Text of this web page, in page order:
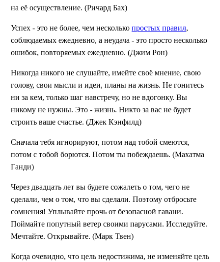
на её осуществление. (Ричард Бах)
Успех - это не более, чем несколько простых правил,
соблюдаемых ежедневно, а неудача - это просто несколько
ошибок, повторяемых ежедневно. (Джим Рон)
Никогда никого не слушайте, имейте своё мнение, свою
голову, свои мысли и идеи, планы на жизнь. Не гонитесь
ни за кем, только шаг навстречу, но не вдогонку. Вы
никому не нужны. Это - жизнь. Никто за вас не будет
строить ваше счастье. (Джек Кэнфилд)
Сначала тебя игнорируют, потом над тобой смеются,
потом с тобой борются. Потом ты побеждаешь. (Махатма
Ганди)
Через двадцать лет вы будете сожалеть о том, чего не
сделали, чем о том, что вы сделали. Поэтому отбросьте
сомнения! Уплывайте прочь от безопасной гавани.
Поймайте попутный ветер своими парусами. Исследуйте.
Мечтайте. Открывайте. (Марк Твен)
Когда очевидно, что цель недостижима, не изменяйте цель